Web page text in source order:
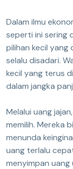
Dalam ilmu
seperti ini sering
pilihan kecil yang
selalu disadari.
kecil yang terus
dalam jangka
Melalui uang
memilih. Mereka
menunda
uang terlalu
menyimpan